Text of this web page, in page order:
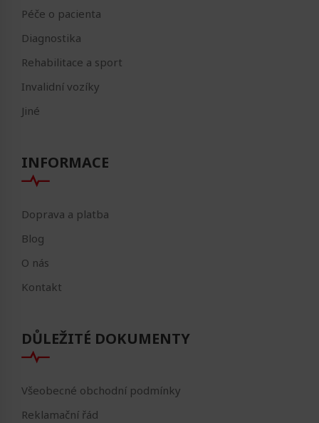
Péče o pacienta
Diagnostika
Rehabilitace a sport
Invalidní vozíky
Jiné
INFORMACE
Doprava a platba
Blog
O nás
Kontakt
DŮLEŽITÉ DOKUMENTY
Všeobecné obchodní podmínky
Reklamační řád